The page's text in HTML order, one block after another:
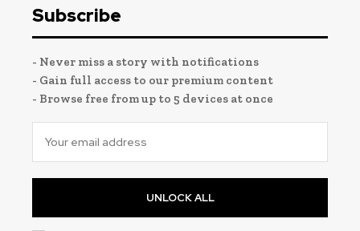
Subscribe
- Never miss a story with notifications
- Gain full access to our premium content
- Browse free from up to 5 devices at once
UNLOCK ALL